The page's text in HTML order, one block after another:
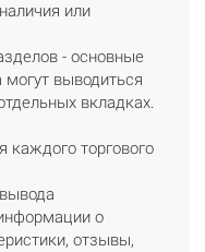
или
- основные
могут выводиться
вкладках.
каждого торгового
о
отзывы,